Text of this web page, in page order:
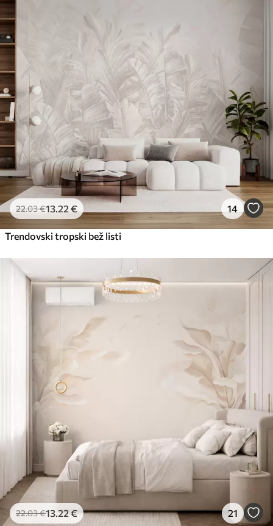
Premium vinil
.00 39 €/m²
Peel and Stick
81 .67 49 .00€ /m²
22.03€13 .22 € 14
Trendovski tropski bež listi
22.03€13 .22€ 21